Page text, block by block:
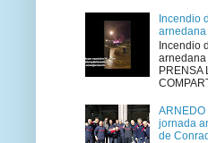
Incendio
arnedana
Incendio
arnedana
PRENSA
jornada
de